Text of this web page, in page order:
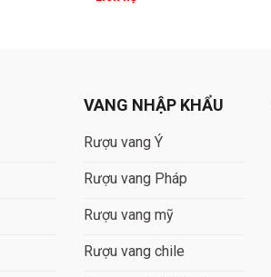
VANG NHẬP KHẨU
Rượu vang Ý
Rượu vang Pháp
Rượu vang mỹ
Rượu vang chile